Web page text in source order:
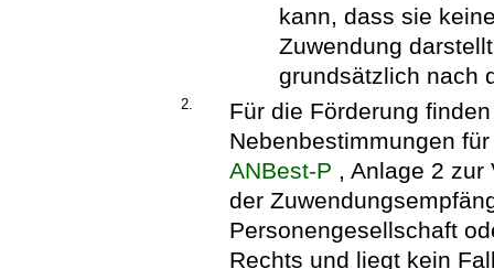
kann, dass sie
Zuwendung
grundsätzlich nach
2.
Für die Förderung
Nebenbestimmungen
ANBest-P , Anlage 2 zur
der
Personengesellschaft
Rechts und liegt kein